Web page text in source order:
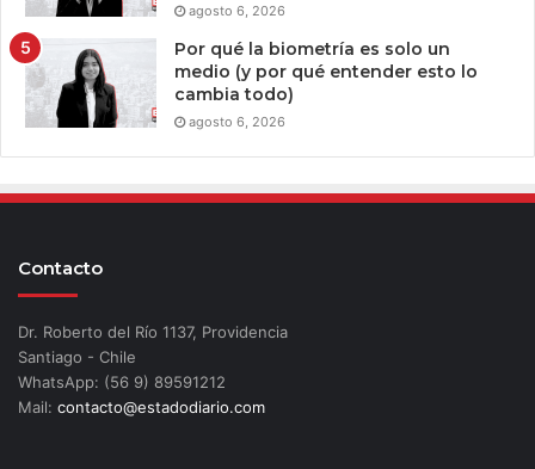
agosto 6, 2026
Por qué la biometría es solo un
medio (y por qué entender esto lo
cambia todo)
agosto 6, 2026
Contacto
Dr. Roberto del Río 1137, Providencia
Santiago - Chile
WhatsApp: (56 9) 89591212
Mail: contacto@estadodiario.com